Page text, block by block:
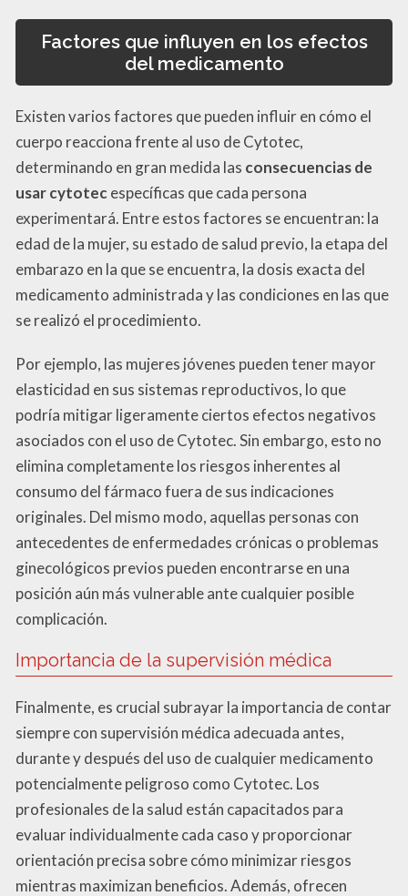
Factores que influyen en los efectos
del medicamento
Existen varios factores que pueden influir en cómo el
cuerpo reacciona frente al uso de Cytotec,
determinando en gran medida las consecuencias de
usar cytotecespecíficas que cada persona
experimentará. Entre estos factores se encuentran: la
edad de la mujer, su estado de salud previo, la etapa del
embarazo en la que se encuentra, la dosis exacta del
medicamento administrada y las condiciones en las que
se realizó el procedimiento.
Por ejemplo, las mujeres jóvenes pueden tener mayor
elasticidad en sus sistemas reproductivos, lo que
podría mitigar ligeramente ciertos efectos negativos
asociados con el uso de Cytotec. Sin embargo, esto no
elimina completamente los riesgos inherentes al
consumo del fármaco fuera de sus indicaciones
originales. Del mismo modo, aquellas personas con
antecedentes de enfermedades crónicas o problemas
ginecológicos previos pueden encontrarse en una
posición aún más vulnerable ante cualquier posible
complicación.
Importancia de la supervisión médica
Finalmente, es crucial subrayar la importancia de contar
siempre con supervisión médica adecuada antes,
durante y después del uso de cualquier medicamento
potencialmente peligroso como Cytotec. Los
profesionales de la salud están capacitados para
evaluar individualmente cada caso y proporcionar
orientación precisa sobre cómo minimizar riesgos
mientras maximizan beneficios. Además, ofrecen